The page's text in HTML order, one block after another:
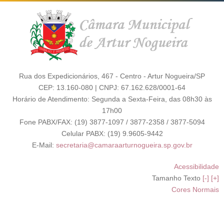
Rua dos Expedicionários, 467 - Centro - Artur Nogueira/SP
CEP: 13.160-080 | CNPJ: 67.162.628/0001-64
Horário de Atendimento: Segunda a Sexta-Feira, das 08h30 às
17h00
Fone PABX/FAX: (19) 3877-1097 / 3877-2358 / 3877-5094
Celular PABX: (19) 9.9605-9442
E-Mail: secretaria@camaraarturnogueira.sp.gov.br
Acessibilidade
Tamanho Texto [-] [+]
Cores Normais